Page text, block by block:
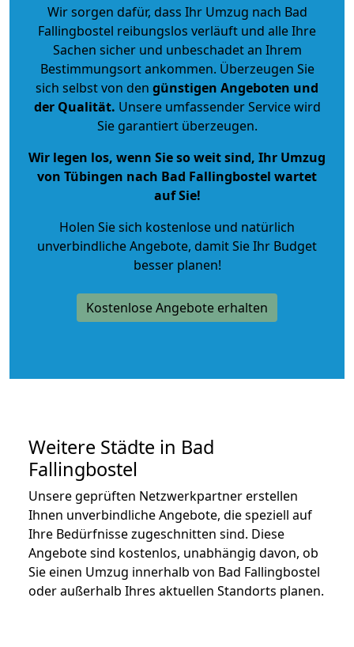
Wir sorgen dafür, dass Ihr Umzug nach Bad
Fallingbostel reibungslos verläuft und alle Ihre
Sachen sicher und unbeschadet an Ihrem
Bestimmungsort ankommen. Überzeugen Sie
sich selbst von den günstigen Angeboten und
der Qualität. Unsere umfassender Service wird
Sie garantiert überzeugen.
Wir legen los, wenn Sie so weit sind, Ihr Umzug
von Tübingen nach Bad Fallingbostel wartet
auf Sie!
Holen Sie sich kostenlose und natürlich
unverbindliche Angebote, damit Sie Ihr Budget
besser planen!
Kostenlose Angebote erhalten
Weitere Städte in Bad
Fallingbostel
Unsere geprüften Netzwerkpartner erstellen
Ihnen unverbindliche Angebote, die speziell auf
Ihre Bedürfnisse zugeschnitten sind. Diese
Angebote sind kostenlos, unabhängig davon, ob
Sie einen Umzug innerhalb von Bad Fallingbostel
oder außerhalb Ihres aktuellen Standorts planen.